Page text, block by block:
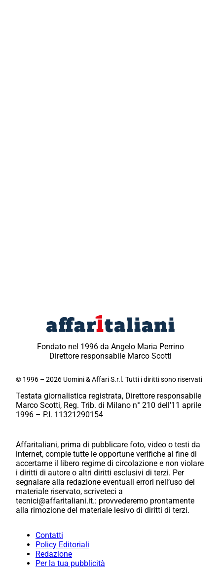
Fondato nel 1996 da Angelo Maria Perrino
Direttore responsabile Marco Scotti
© 1996 – 2026 Uomini & Affari S.r.l. Tutti i diritti sono riservati
Testata giornalistica registrata, Direttore responsabile
Marco Scotti, Reg. Trib. di Milano n° 210 dell’11 aprile
1996 – P.I. 11321290154
Affaritaliani, prima di pubblicare foto, video o testi da
internet, compie tutte le opportune verifiche al fine di
accertarne il libero regime di circolazione e non violare
i diritti di autore o altri diritti esclusivi di terzi. Per
segnalare alla redazione eventuali errori nell’uso del
materiale riservato, scriveteci a
tecnici@affaritaliani.it.: provvederemo prontamente
alla rimozione del materiale lesivo di diritti di terzi.
Contatti
Policy Editoriali
Redazione
Per la tua pubblicità